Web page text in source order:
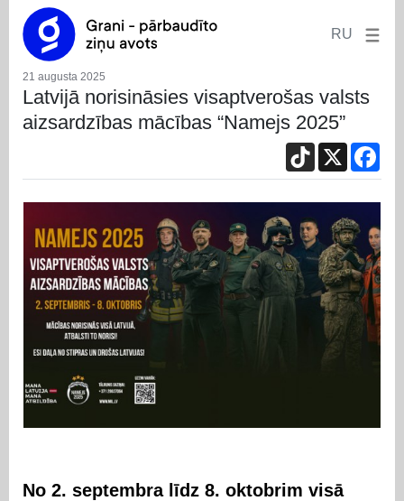
RU
21 augusta 2025
Latvijā norisināsies visaptverošas valsts
aizsardzības mācības “Namejs 2025”
TikTok
X
No 2. septembra līdz 8. oktobrim visā